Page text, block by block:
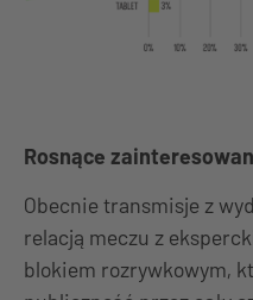
Rosnące
Obecnie transmisje z
relacją meczu z
blokiem rozrywkowym,